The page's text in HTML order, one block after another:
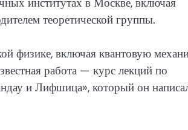
теоретической группы.
физике, включая квантовую
работа — курс лекций по
и Лифшица», который он